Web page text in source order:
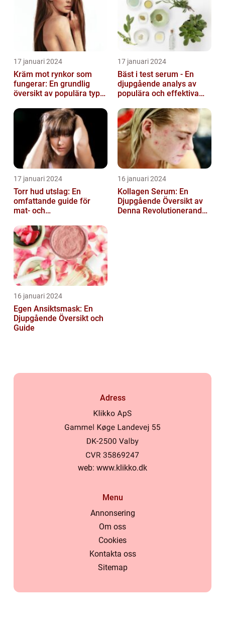
17 januari 2024
Kräm mot rynkor som
fungerar: En grundlig
översikt av populära typer
17 januari 2024
Bäst i test serum - En
djupgående analys av
populära och effektiva
17 januari 2024
Torr hud utslag: En
omfattande guide för
mat- och
16 januari 2024
Kollagen Serum: En
Djupgående Översikt av
Denna Revolutionerande
16 januari 2024
Egen Ansiktsmask: En
Djupgående Översikt och
Guide
Adress
web: www.klikko.dk
Menu
Annonsering
Om oss
Cookies
Kontakta oss
Sitemap